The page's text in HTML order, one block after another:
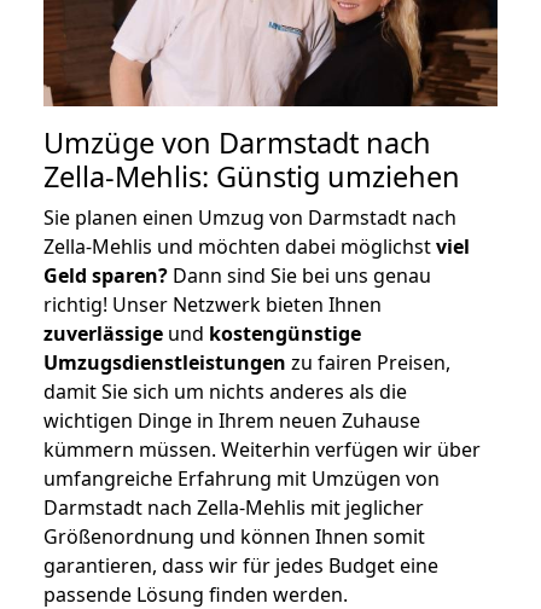
Umzüge von Darmstadt nach
Zella-Mehlis: Günstig umziehen
Sie planen einen Umzug von Darmstadt nach
Zella-Mehlis und möchten dabei möglichstviel
Geld sparen? Dann sind Sie bei uns genau
richtig! Unser Netzwerk bieten Ihnen
zuverlässige und kostengünstige
Umzugsdienstleistungen zu fairen Preisen,
damit Sie sich um nichts anderes als die
wichtigen Dinge in Ihrem neuen Zuhause
kümmern müssen. Weiterhin verfügen wir über
umfangreiche Erfahrung mit Umzügen von
Darmstadt nach Zella-Mehlis mit jeglicher
Größenordnung und können Ihnen somit
garantieren, dass wir für jedes Budget eine
passende Lösung finden werden.